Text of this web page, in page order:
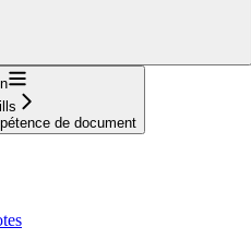
de document